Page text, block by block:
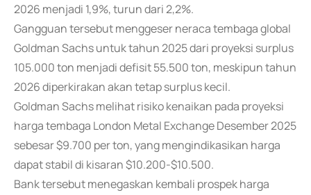
2026 menjadi 1,9%, turun dari 2,2%.
Gangguan tersebut menggeser neraca tembaga global
Goldman Sachs untuk tahun 2025 dari proyeksi surplus
105.000 ton menjadi defisit 55.500 ton, meskipun tahun
2026 diperkirakan akan tetap surplus kecil.
Goldman Sachs melihat risiko kenaikan pada proyeksi
harga tembaga London Metal Exchange Desember 2025
sebesar $9.700 per ton, yang mengindikasikan harga
dapat stabil di kisaran $10.200-$10.500.
Bank tersebut menegaskan kembali prospek harga